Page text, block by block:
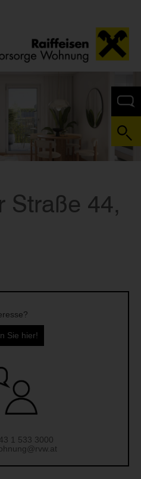
Straße 44,
Sie hier!
1 533 3000